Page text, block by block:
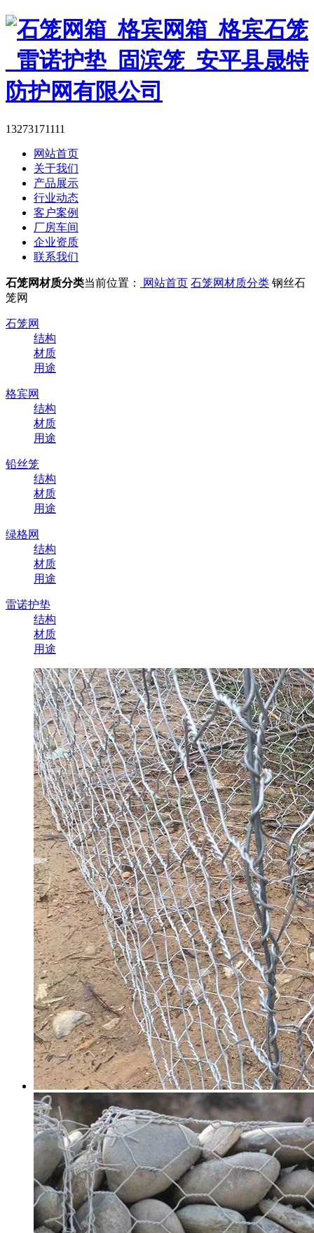
13273171111
网站首页
关于我们
产品展示
行业动态
客户案例
厂房车间
企业资质
联系我们
石笼网材质分类当前位置： 网站首页 石笼网材质分类 钢丝石
笼网
石笼网
结构
材质
用途
格宾网
结构
材质
用途
铅丝笼
结构
材质
用途
绿格网
结构
材质
用途
雷诺护垫
结构
材质
用途